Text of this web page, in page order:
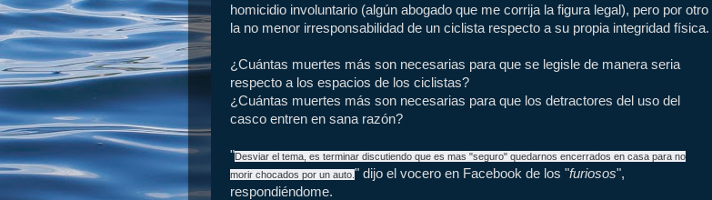
homicidio involuntario (algún abogado que me corrija la figura legal), pero por otro
la no menor irresponsabilidad de un ciclista respecto a su propia integridad física.
¿Cuántas muertes más son necesarias para que se legisle de manera seria
respecto a los espacios de los ciclistas?
¿Cuántas muertes más son necesarias para que los detractores del uso del
casco entren en sana razón?
"Desviar el tema, es terminar discutiendo que es mas "seguro" quedarnos encerrados en casa para no
morir chocados por un auto. " dijo el vocero en Facebook de los "furiosos",
respondiéndome.